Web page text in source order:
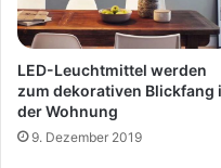
LED-Leuchtmittel werden
zum dekorativen Blickfang
der Wohnung
9. Dezember 2019